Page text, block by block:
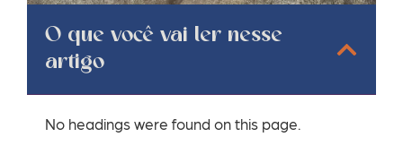
O que você vai ler nesse
artigo
No headings were found on this page.